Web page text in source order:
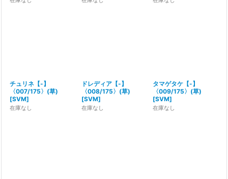
チュリネ【-】
〈007/175〉(草)
[SVM]
在庫なし
ドレディア【-】
〈008/175〉(草)
[SVM]
在庫なし
タマゲタケ【-】
〈009/175〉(草)
[SVM]
在庫なし